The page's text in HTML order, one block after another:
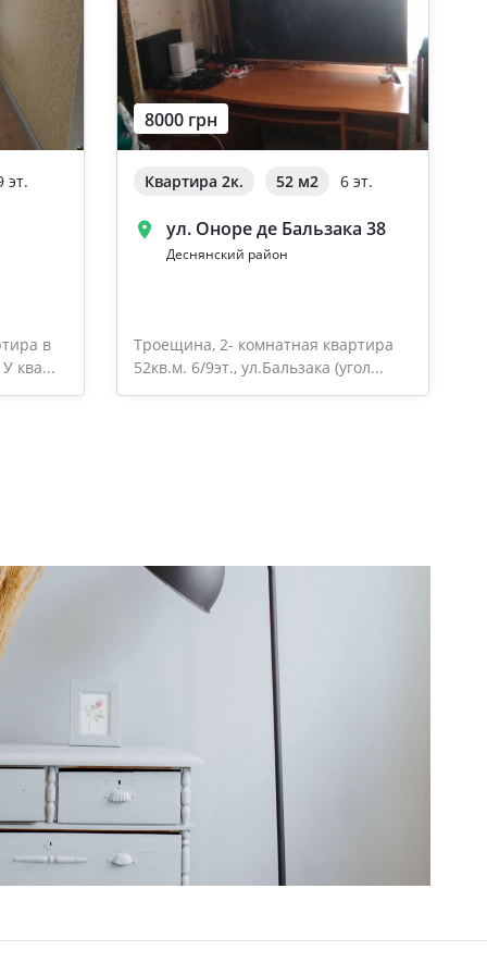
эт.
в
ква...
8000 грн
Квартира 2к. 52 м2 6 эт.
ул. Оноре де Бальзака 38
Деснянский район
Троещина, 2- комнатная квартира
52кв.м. 6/9эт., ул.Бальзака (угол...